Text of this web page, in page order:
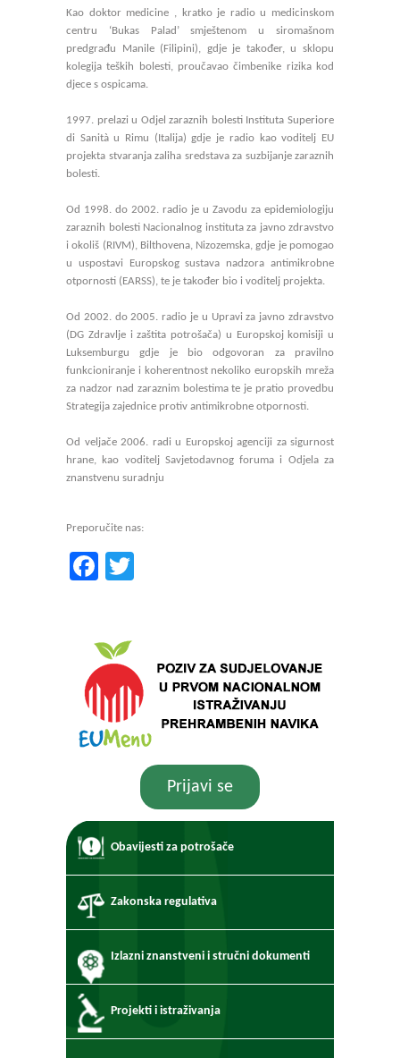
Kao doktor medicine , kratko je radio u medicinskom
centru ‘Bukas Palad’ smještenom u siromašnom
predgrađu Manile (Filipini), gdje je također, u sklopu
kolegija teških bolesti, proučavao čimbenike rizika kod
djece s ospicama.
1997. prelazi u Odjel zaraznih bolesti Instituta Superiore
di Sanità u Rimu (Italija) gdje je radio kao voditelj EU
projekta stvaranja zaliha sredstava za suzbijanje zaraznih
bolesti.
Od 1998. do 2002. radio je u Zavodu za epidemiologiju
zaraznih bolesti Nacionalnog instituta za javno zdravstvo
i okoliš (RIVM), Bilthovena, Nizozemska, gdje je pomogao
u uspostavi Europskog sustava nadzora antimikrobne
otpornosti (EARSS), te je također bio i voditelj projekta.
Od 2002. do 2005. radio je u Upravi za javno zdravstvo
(DG Zdravlje i zaštita potrošača) u Europskoj komisiji u
Luksemburgu gdje je bio odgovoran za pravilno
funkcioniranje i koherentnost nekoliko europskih mreža
za nadzor nad zaraznim bolestima te je pratio provedbu
Strategija zajednice protiv antimikrobne otpornosti.
Od veljače 2006. radi u Europskoj agenciji za sigurnost
hrane, kao voditelj Savjetodavnog foruma i Odjela za
znanstvenu suradnju
Preporučite nas:
Facebook
Prijavi se
Obavijesti za potrošače
Zakonska regulativa
Izlazni znanstveni i stručni dokumenti
Projekti i istraživanja